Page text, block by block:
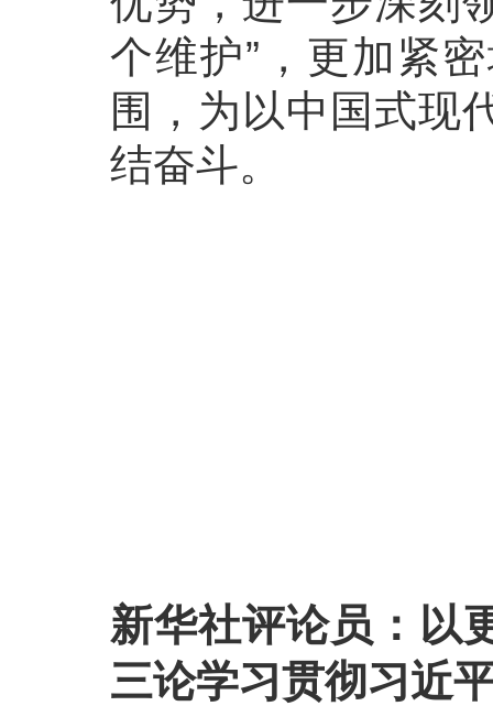
个维护”，更加紧
围，为以中国式现
结奋斗。
新华社评论员：
三论学习贯彻习近